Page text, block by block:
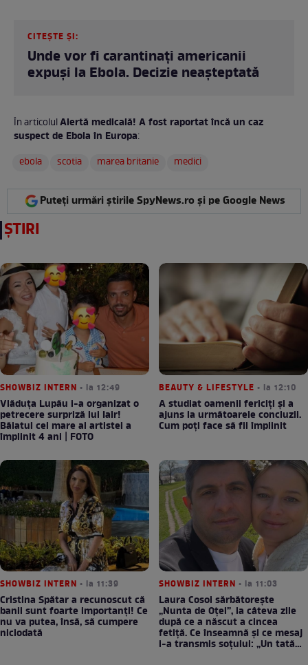
CITEȘTE ȘI:
Unde vor fi carantinați americanii
expuși la Ebola. Decizie neașteptată
În articolulAlertă medicală! A fost raportat încă un caz
suspect de Ebola în Europa:
ebola
scotia marea britanie medici
Puteți urmări știrile SpyNews.ro și pe Google News
ȘTIRI
SHOWBIZ INTERN • la 12:49
Vlăduța Lupău i-a organizat o
petrecere surpriză lui Iair!
Băiatul cel mare al artistei a
împlinit 4 ani | FOTO
BEAUTY & LIFESTYLE • la 12:10
A studiat oamenii fericiți și a
ajuns la următoarele concluzii.
Cum poți face să fii împlinit
SHOWBIZ INTERN • la 11:39
Cristina Spătar a recunoscut că
banii sunt foarte importanți! Ce
nu va putea, însă, să cumpere
niciodată
SHOWBIZ INTERN • la 11:03
Laura Cosoi sărbătorește
„Nunta de Oțel”, la câteva zile
după ce a născut a cincea
fetiță. Ce înseamnă și ce mesaj
i-a transmis soțului: „Un tată